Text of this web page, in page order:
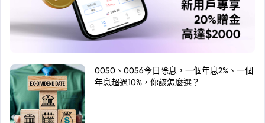
0050、0056今日除息，一個年息2%、一個
年息超過10%，你該怎麼選？